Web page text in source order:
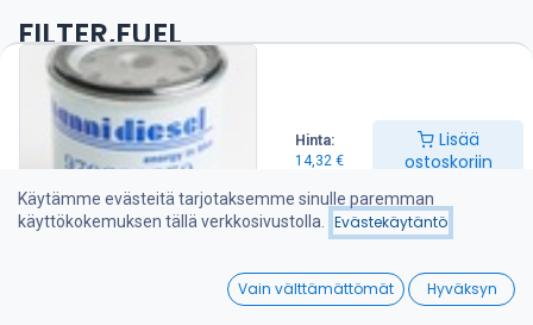
Hinta:
14,32 €
Lisää
ostoskoriin
Wishlist
FILTER,FUEL
Polttoainesuodatin on suositeltava vaihtaa kerran vuodessa
14,32€
Lisää ostoskoriin
Käytämme evästeitä tarjotaksemme sinulle paremman
käyttökokemuksen tällä verkkosivustolla.
Evästekäytäntö
Vain välttämättömät Hyväksyn